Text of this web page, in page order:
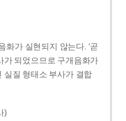
화가 실현되지 않는다. ‘곧
가 되었으므로 구개음화가
실질 형태소 부사가 결합
)